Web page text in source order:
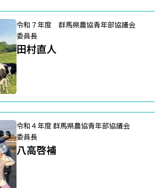
令和７年度 群馬県農協青年部協議会
委員長
田村直人
令和４年度 群馬県農協青年部協議会
委員長
八高啓補